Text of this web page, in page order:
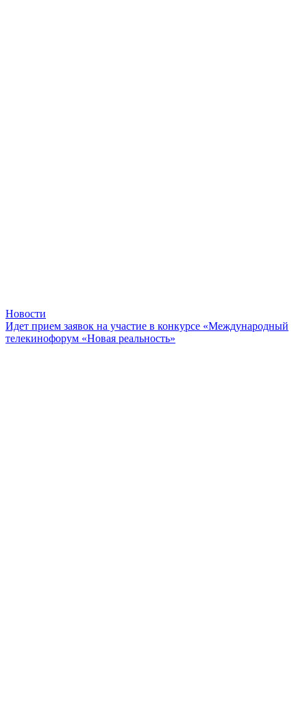
Новости
Идет прием заявок на участие в конкурсе «Международный
телекинофорум «Новая реальность»